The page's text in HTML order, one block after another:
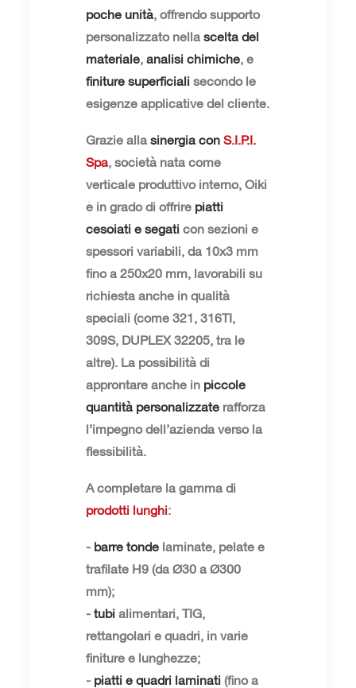
poche unità, offrendo supporto
personalizzato nella scelta del
materiale, analisi chimiche, e
finiture superficiali secondo le
esigenze applicative del cliente.
Grazie alla sinergia con S.I.P.I.
Spa, società nata come
verticale produttivo interno, Oiki
è in grado di offrire piatti
cesoiati e segati con sezioni e
spessori variabili, da 10x3 mm
fino a 250x20 mm, lavorabili su
richiesta anche in qualità
speciali (come 321, 316TI,
309S, DUPLEX 32205, tra le
altre). La possibilità di
approntare anche in piccole
quantità personalizzate rafforza
l’impegno dell’azienda verso la
flessibilità.
A completare la gamma di
prodotti lunghi:
- barre tonde laminate, pelate e
trafilate H9 (da Ø30 a Ø300
mm);
- tubi alimentari, TIG,
rettangolari e quadri, in varie
finiture e lunghezze;
- piatti e quadri laminati (fino a